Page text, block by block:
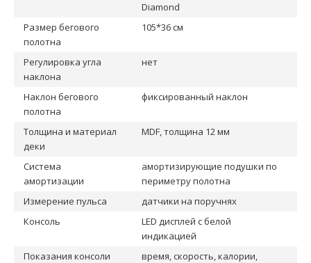
Diamond
Размер бегового
полотна
105*36 см
Регулировка угла
наклона
нет
Наклон бегового
полотна
фиксированный наклон
Толщина и материал
деки
MDF, толщина 12 мм
Система
амортизации
амортизирующие подушки по
периметру полотна
Измерение пульса
датчики на поручнях
Консоль
LED дисплей с белой
индикацией
Показания консоли
время, скорость, калории,